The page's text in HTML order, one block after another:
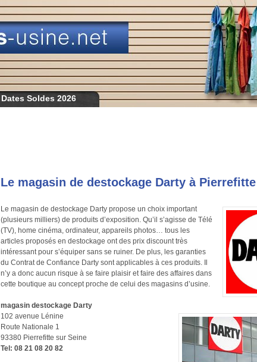
Dates Soldes 2026
Le magasin de destockage Darty à Pierrefitte
Le magasin de destockage Darty propose un choix important
(plusieurs milliers) de produits d’exposition. Qu’il s’agisse de Télé
(TV), home cinéma, ordinateur, appareils photos… tous les
articles proposés en destockage ont des prix discount très
intéressant pour s’équiper sans se ruiner. De plus, les garanties
du Contrat de Confiance Darty sont applicables à ces produits. Il
n’y a donc aucun risque à se faire plaisir et faire des affaires dans
cette boutique au concept proche de celui des magasins d’usine.
magasin destockage Darty
102 avenue Lénine
Route Nationale 1
93380 Pierrefitte sur Seine
Tel: 08 21 08 20 82